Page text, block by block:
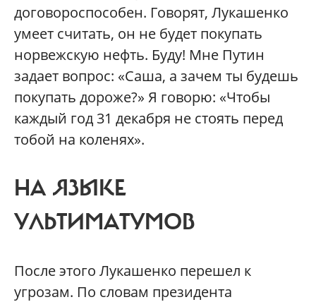
договороспособен. Говорят, Лукашенко
умеет считать, он не будет покупать
норвежскую нефть. Буду! Мне Путин
задает вопрос: «Саша, а зачем ты будешь
покупать дороже?» Я говорю: «Чтобы
каждый год 31 декабря не стоять перед
тобой на коленях».
НА ЯЗЫКЕ
УЛЬТИМАТУМОВ
После этого Лукашенко перешел к
угрозам. По словам президента